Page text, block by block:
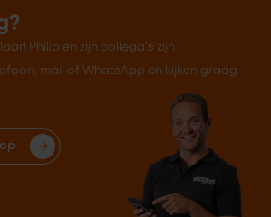
Philip en zijn collega's zijn
mail of WhatsApp en kijken graag